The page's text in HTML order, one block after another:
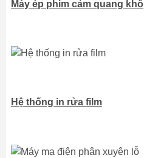
Máy ép phim cảm quang khô
Hệ thống in rửa film